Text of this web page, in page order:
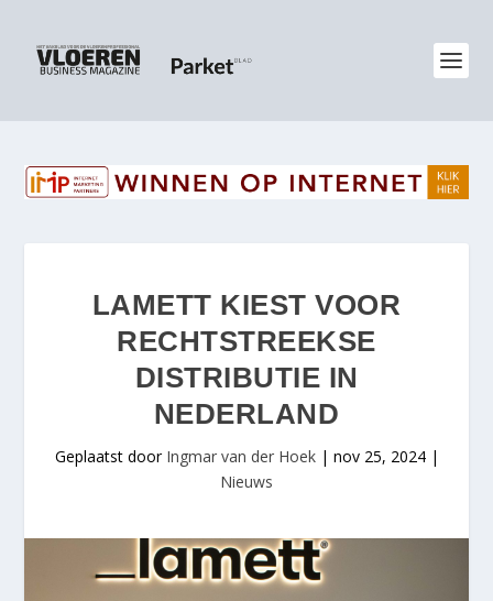
LAMETT KIEST VOOR
RECHTSTREEKSE
DISTRIBUTIE IN
NEDERLAND
Geplaatst door Ingmar van der Hoek| nov 25, 2024|
Nieuws